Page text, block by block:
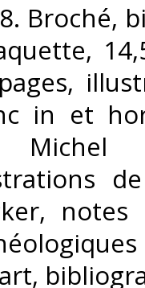
Broché,
in et
Michel
de